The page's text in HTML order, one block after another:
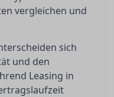
vergleichen und
sich
und den
Leasing in